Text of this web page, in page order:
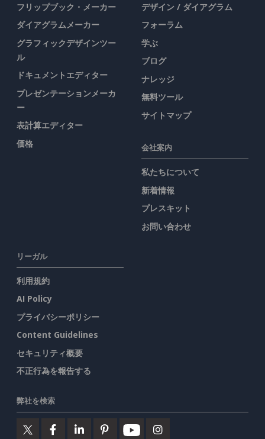
フリップブック・メーカー
ダイアグラムメーカー
グラフィックデザインツー
ル
ドキュメントエディター
プレゼンテーションメーカ
ー
表計算エディター
価格
デザイン / ダイアグラム
フォーラム
学ぶ
ブログ
ナレッジ
無料ツール
サイトマップ
会社案内
私たちについて
新着情報
プレスキット
お問い合わせ
リーガル
利用規約
AI Policy
プライバシーポリシー
Content Guidelines
セキュリティ概要
不正行為を報告する
弊社を検索